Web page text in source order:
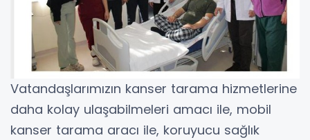
Vatandaşlarımızın kanser tarama hizmetlerine
daha kolay ulaşabilmeleri amacı ile, mobil
kanser tarama aracı ile, koruyucu sağlık